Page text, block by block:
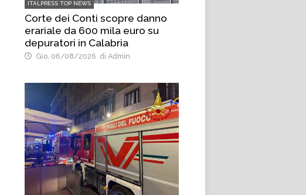
ITALPRESS TOP NEWS
Corte dei Conti scopre danno
erariale da 600 mila euro su
depuratori in Calabria
Gio, 06/08/2026 di Admin